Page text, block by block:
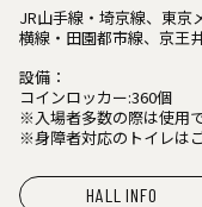
JR山手線・埼京線、東京
横線・田園都市線、京王
設備：
コインロッカー:360個
※入場者多数の際は使用
※身障者対応のトイレは
HALL INFO